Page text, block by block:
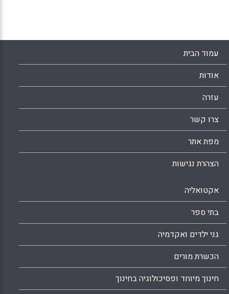
עמוד הבית
אודות
עזרה
צרו קשר
מפת אתר
הצהרת נגישות
אקטואליה
בתי ספר
גני ילדים ואקדמיה
הכשרת מורים
חינוך מיוחד ופסיכולוגיה בחינוך